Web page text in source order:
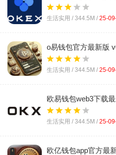
生活实用 / 344.5M / 25-
o易钱包官方最新版
生活实用 / 344.5M / 25-
欧易钱包web3下载
生活实用 / 344.5M / 25-
欧亿钱包app官方最